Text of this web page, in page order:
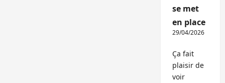
se met
en place
29/04/2026
Ça fait
plaisir de
voir